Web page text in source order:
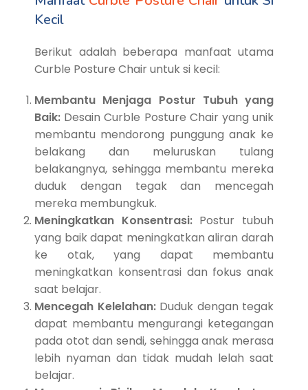
Kecil
Berikut adalah beberapa manfaat utama
Curble Posture Chair untuk si kecil:
Membantu Menjaga Postur Tubuh yang
Baik: Desain Curble Posture Chair yang unik
membantu mendorong punggung anak ke
belakang dan meluruskan tulang
belakangnya, sehingga membantu mereka
duduk dengan tegak dan mencegah
mereka membungkuk.
Meningkatkan Konsentrasi:Postur tubuh
yang baik dapat meningkatkan aliran darah
ke otak, yang dapat membantu
meningkatkan konsentrasi dan fokus anak
saat belajar.
Mencegah Kelelahan:Duduk dengan tegak
dapat membantu mengurangi ketegangan
pada otot dan sendi, sehingga anak merasa
lebih nyaman dan tidak mudah lelah saat
belajar.